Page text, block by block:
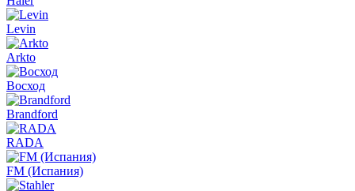
Levin
Arkto
Восход
Brandford
RADA
FM (Испания)